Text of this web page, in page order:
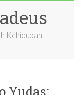
Kehidupan
Yudas: